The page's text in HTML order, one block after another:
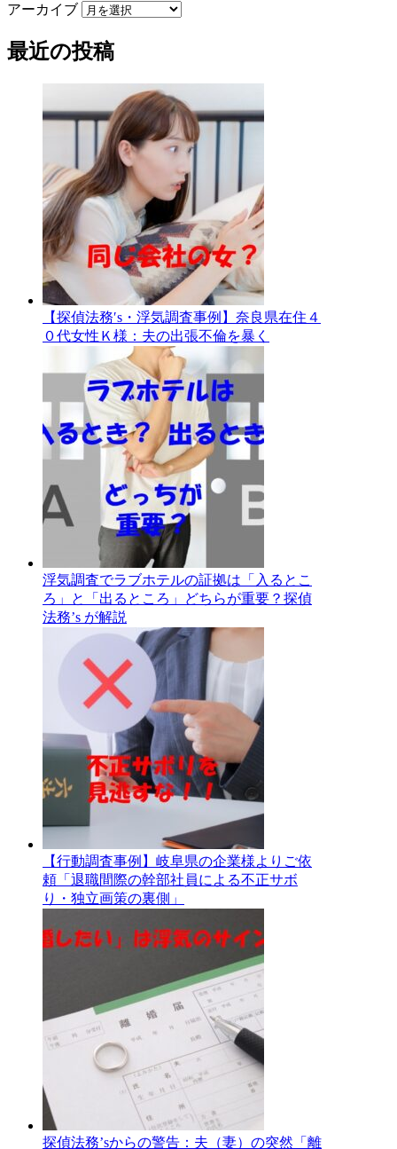
アーカイブ
最近の投稿
【探偵法務′s・浮気調査事例】奈良県在住４
０代女性Ｋ様：夫の出張不倫を暴く
浮気調査でラブホテルの証拠は「入るとこ
ろ」と「出るところ」どちらが重要？探偵
法務’s が解説
【行動調査事例】岐阜県の企業様よりご依
頼「退職間際の幹部社員による不正サボ
り・独立画策の裏側」
探偵法務’sからの警告：夫（妻）の突然「離